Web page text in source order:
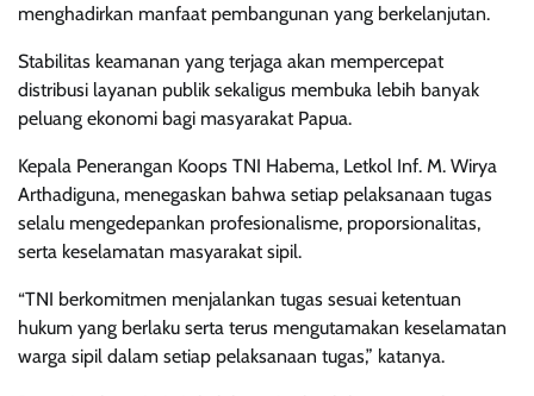
menghadirkan manfaat pembangunan yang berkelanjutan.
Stabilitas keamanan yang terjaga akan mempercepat
distribusi layanan publik sekaligus membuka lebih banyak
peluang ekonomi bagi masyarakat Papua.
Kepala Penerangan Koops TNI Habema, Letkol Inf. M. Wirya
Arthadiguna, menegaskan bahwa setiap pelaksanaan tugas
selalu mengedepankan profesionalisme, proporsionalitas,
serta keselamatan masyarakat sipil.
“TNI berkomitmen menjalankan tugas sesuai ketentuan
hukum yang berlaku serta terus mengutamakan keselamatan
warga sipil dalam setiap pelaksanaan tugas,” katanya.